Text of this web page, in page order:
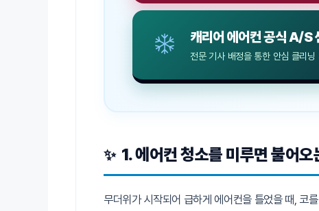
캐리어 에어컨 공식 A/S
전문 기사 배정을 통한 안심 클리닝
1. 에어컨 청소를 미루면 불어오
무더위가 시작되어 급하게 에어컨을 틀었을 때, 코